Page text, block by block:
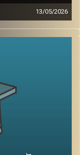
13/05/2026
לפני כמה שנים, רוב
מי נגד מי במזרח
החות’ים, רוסיה,
הכותרות, הרבה
אז בפרק הזה רצינו
להבין מה באמת
באוקטובר, ואיך